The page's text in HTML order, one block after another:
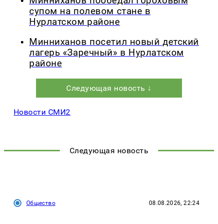
супом на полевом стане в
Нурлатском районе
Минниханов посетил новый детский
лагерь «Заречный» в Нурлатском
районе
Следующая новость ↓
Новости СМИ2
Следующая новость
Общество 08.08.2026, 22:24